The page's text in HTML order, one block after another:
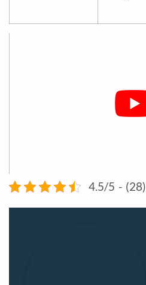
4.5/5 - (28)